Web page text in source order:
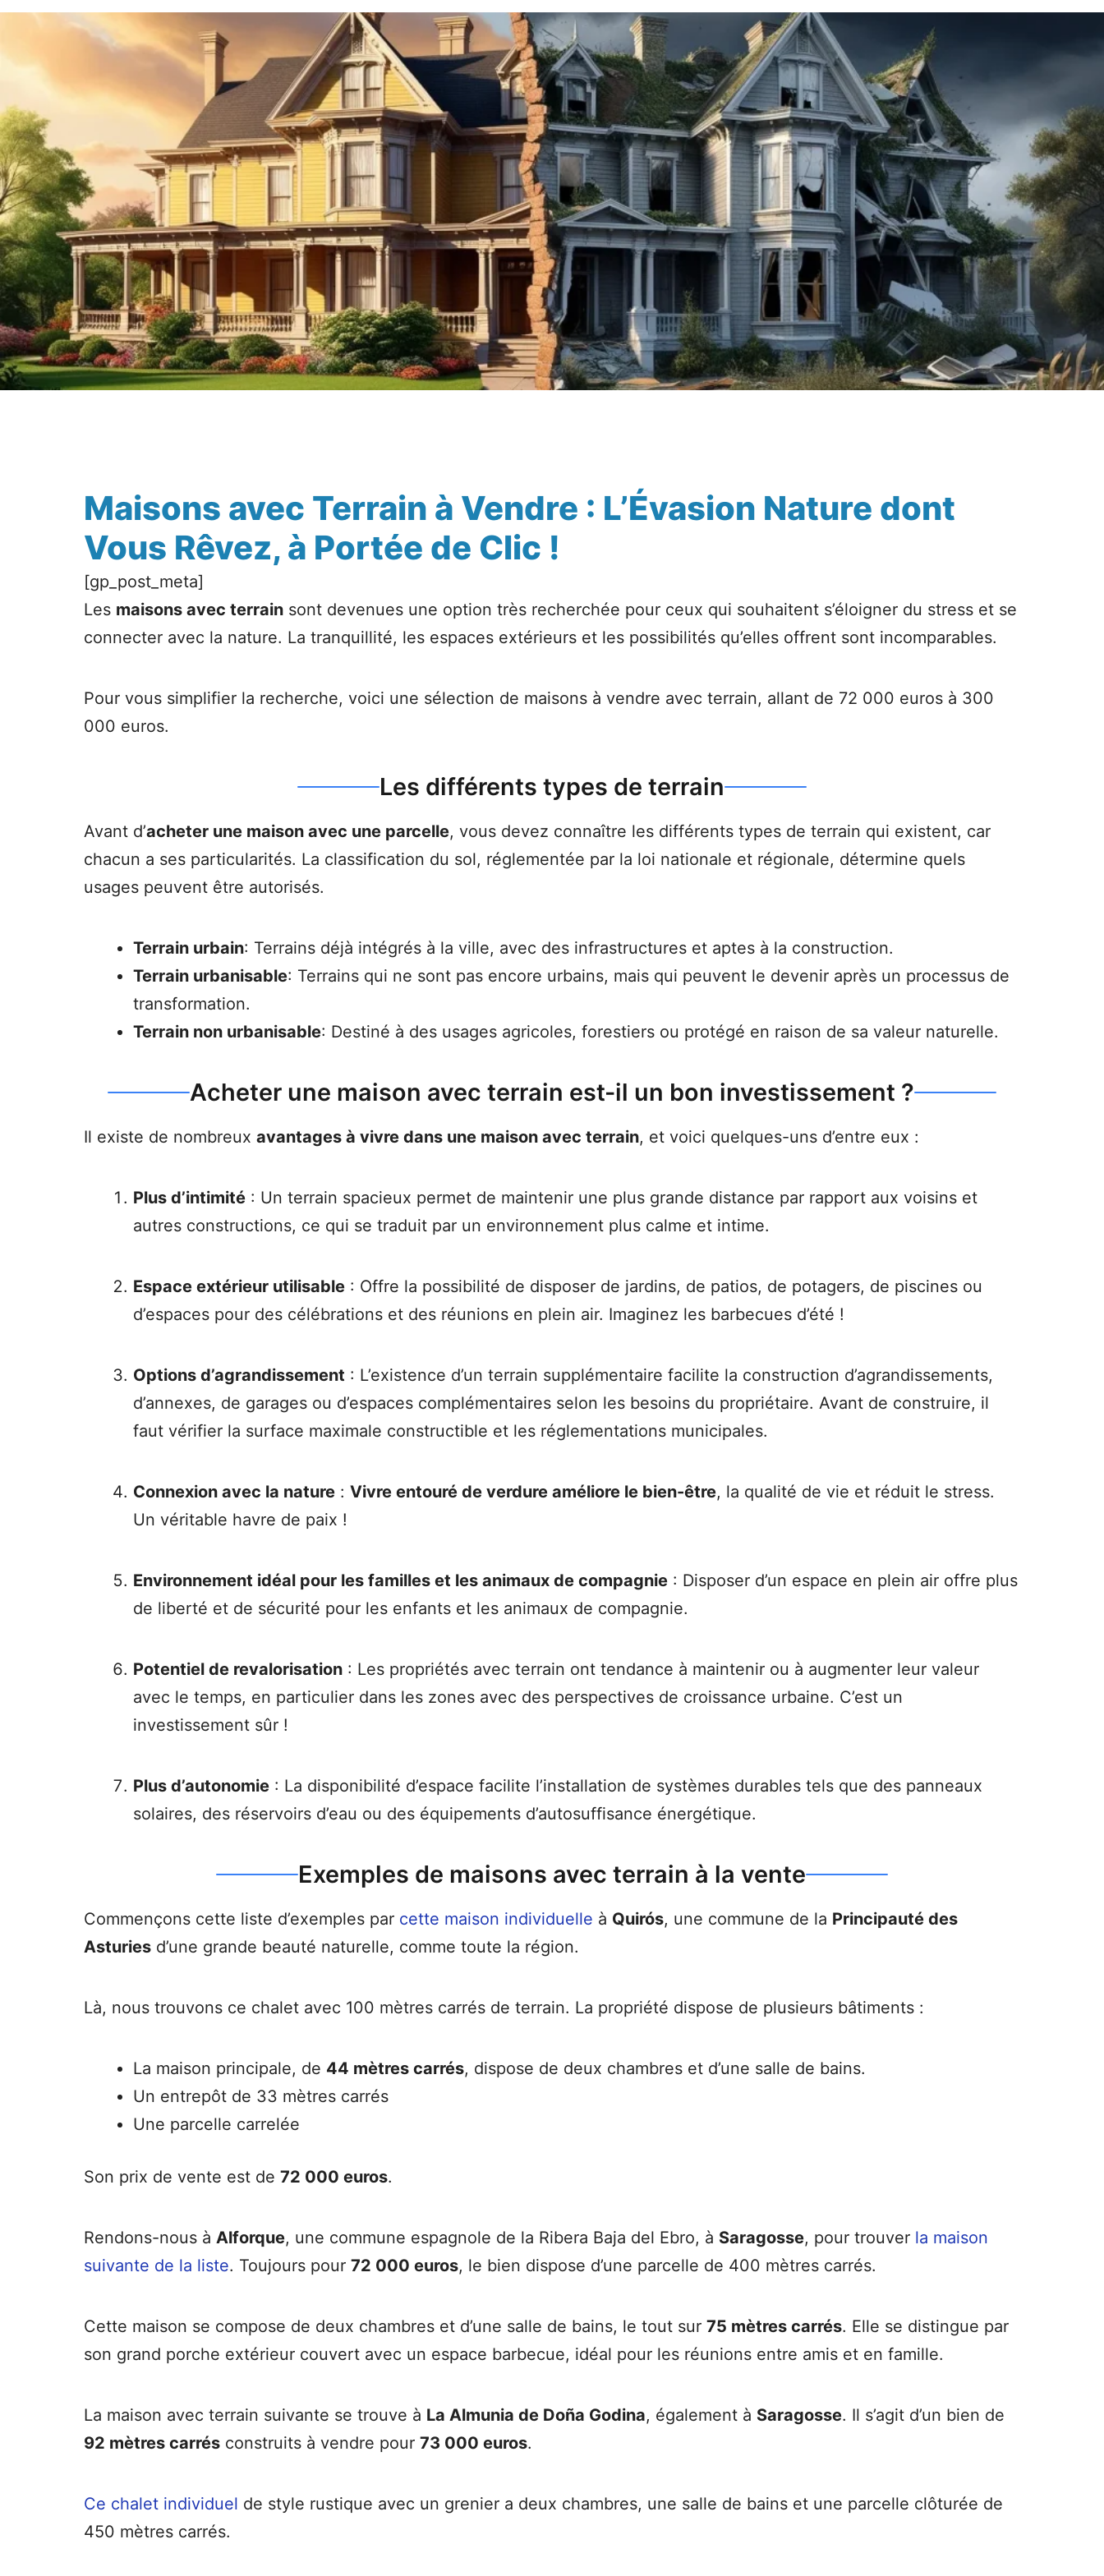
Maisons avec Terrain à Vendre : L’Évasion Nature dont
Vous Rêvez, à Portée de Clic !
[gp_post_meta]
Les maisons avec terrain sont devenues une option très recherchée pour ceux qui souhaitent s’éloigner du stress et se
connecter avec la nature. La tranquillité, les espaces extérieurs et les possibilités qu’elles offrent sont incomparables.
Pour vous simplifier la recherche, voici une sélection de maisons à vendre avec terrain, allant de 72 000 euros à 300
000 euros.
Les différents types de terrain
Avant d’acheter une maison avec une parcelle, vous devez connaître les différents types de terrain qui existent, car
chacun a ses particularités. La classification du sol, réglementée par la loi nationale et régionale, détermine quels
usages peuvent être autorisés.
Terrain urbain: Terrains déjà intégrés à la ville, avec des infrastructures et aptes à la construction.
Terrain urbanisable: Terrains qui ne sont pas encore urbains, mais qui peuvent le devenir après un processus de
transformation.
Terrain non urbanisable: Destiné à des usages agricoles, forestiers ou protégé en raison de sa valeur naturelle.
Acheter une maison avec terrain est-il un bon investissement ?
Il existe de nombreux avantages à vivre dans une maison avec terrain, et voici quelques-uns d’entre eux :
Plus d’intimité : Un terrain spacieux permet de maintenir une plus grande distance par rapport aux voisins et
autres constructions, ce qui se traduit par un environnement plus calme et intime.
Espace extérieur utilisable : Offre la possibilité de disposer de jardins, de patios, de potagers, de piscines ou
d’espaces pour des célébrations et des réunions en plein air. Imaginez les barbecues d’été !
Options d’agrandissement : L’existence d’un terrain supplémentaire facilite la construction d’agrandissements,
d’annexes, de garages ou d’espaces complémentaires selon les besoins du propriétaire. Avant de construire, il
faut vérifier la surface maximale constructible et les réglementations municipales.
Connexion avec la nature : Vivre entouré de verdure améliore le bien-être, la qualité de vie et réduit le stress.
Un véritable havre de paix !
Environnement idéal pour les familles et les animaux de compagnie : Disposer d’un espace en plein air offre plus
de liberté et de sécurité pour les enfants et les animaux de compagnie.
Potentiel de revalorisation : Les propriétés avec terrain ont tendance à maintenir ou à augmenter leur valeur
avec le temps, en particulier dans les zones avec des perspectives de croissance urbaine. C’est un
investissement sûr !
Plus d’autonomie : La disponibilité d’espace facilite l’installation de systèmes durables tels que des panneaux
solaires, des réservoirs d’eau ou des équipements d’autosuffisance énergétique.
Exemples de maisons avec terrain à la vente
Commençons cette liste d’exemples par cette maison individuelle à Quirós, une commune de la Principauté des
Asturies d’une grande beauté naturelle, comme toute la région.
Là, nous trouvons ce chalet avec 100 mètres carrés de terrain. La propriété dispose de plusieurs bâtiments :
La maison principale, de 44 mètres carrés, dispose de deux chambres et d’une salle de bains.
Un entrepôt de 33 mètres carrés
Une parcelle carrelée
Son prix de vente est de 72 000 euros.
Rendons-nous à Alforque, une commune espagnole de la Ribera Baja del Ebro, à Saragosse, pour trouver la maison
suivante de la liste. Toujours pour 72 000 euros, le bien dispose d’une parcelle de 400 mètres carrés.
Cette maison se compose de deux chambres et d’une salle de bains, le tout sur 75 mètres carrés. Elle se distingue par
son grand porche extérieur couvert avec un espace barbecue, idéal pour les réunions entre amis et en famille.
La maison avec terrain suivante se trouve à La Almunia de Doña Godina, également à Saragosse. Il s’agit d’un bien de
92 mètres carrés construits à vendre pour 73 000 euros.
Ce chalet individuel de style rustique avec un grenier a deux chambres, une salle de bains et une parcelle clôturée de
450 mètres carrés.